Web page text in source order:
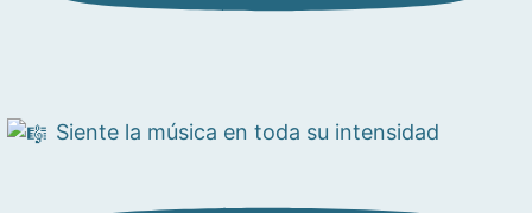
Siente la música en toda su intensidad